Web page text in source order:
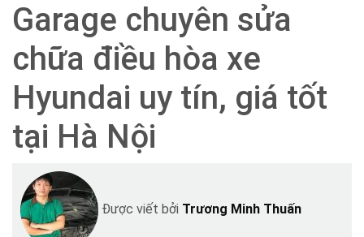
Garage chuyên sửa
chữa điều hòa xe
Hyundai uy tín, giá tốt
tại Hà Nội
Được viết bởi Trương Minh Thuấn